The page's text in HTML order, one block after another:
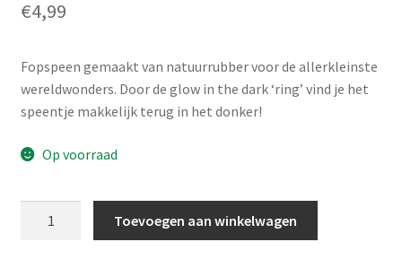
€4,99
Fopspeen gemaakt van natuurrubber voor de allerkleinste
wereldwonders. Door de glow in the dark ‘ring’ vind je het
speentje makkelijk terug in het donker!
Op voorraad
Toevoegen aan winkelwagen